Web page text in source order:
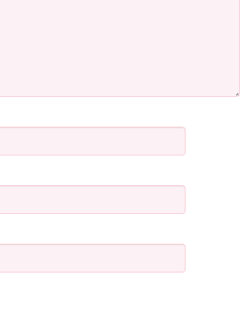
実力を兼ね備えている方の占いなら、
ですよね！
については、情報が見つかりませんで
すし、もしかしたら募集していないの